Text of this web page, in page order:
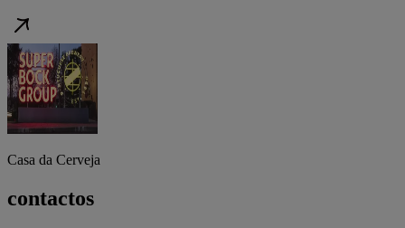
Casa da Cerveja
contactos